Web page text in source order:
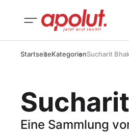
StartseiteKategorienSucharit
Eine Sammlung